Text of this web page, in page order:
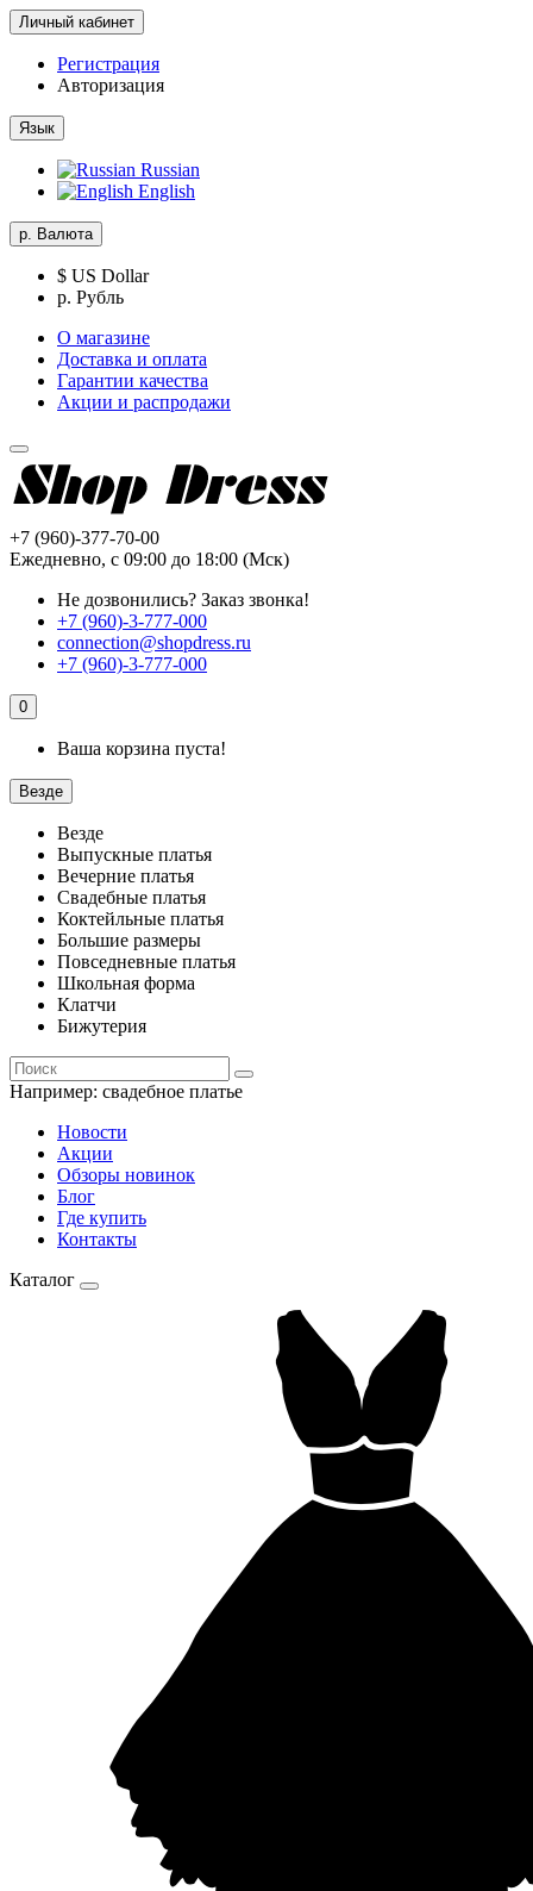
Личный кабинет
Регистрация
Авторизация
Язык
Russian
English
р. Валюта
$ US Dollar
р. Рубль
О магазине
Доставка и оплата
Гарантии качества
Акции и распродажи
+7 (960)-377-70-00
Ежедневно, с 09:00 до 18:00 (Мск)
Не дозвонились? Заказ звонка!
+7 (960)-3-777-000
connection@shopdress.ru
+7 (960)-3-777-000
0
Ваша корзина пуста!
Везде
Везде
Выпускные платья
Вечерние платья
Свадебные платья
Коктейльные платья
Большие размеры
Повседневные платья
Школьная форма
Клатчи
Бижутерия
Например: свадебное платье
Новости
Акции
Обзоры новинок
Блог
Где купить
Контакты
Каталог